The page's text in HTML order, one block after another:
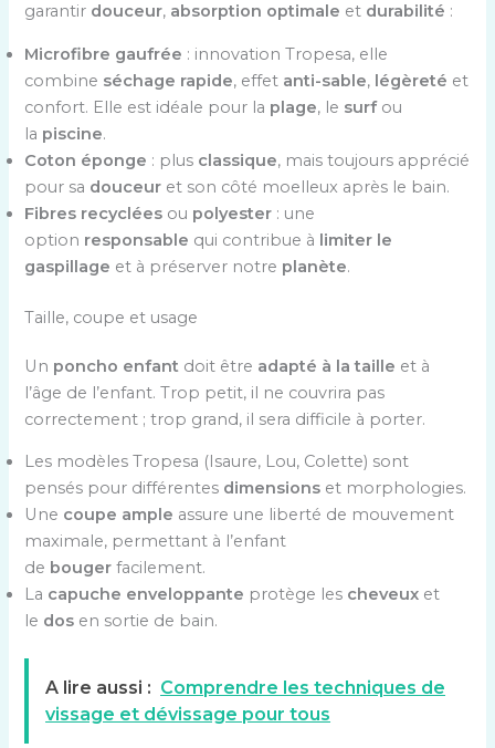
garantir douceur, absorption optimale et durabilité :
Microfibre gaufrée : innovation Tropesa, elle
combine séchage rapide, effet anti-sable, légèreté et
confort. Elle est idéale pour la plage, le surfou
la piscine.
Coton éponge : plus classique, mais toujours apprécié
pour sa douceur et son côté moelleux après le bain.
Fibres recyclées ou polyester : une
option responsable qui contribue à limiter le
gaspillage et à préserver notre planète.
Taille, coupe et usage
Un poncho enfant doit être adapté à la taille et à
l’âge de l’enfant. Trop petit, il ne couvrira pas
correctement ; trop grand, il sera difficile à porter.
Les modèles Tropesa (Isaure, Lou, Colette) sont
pensés pour différentes dimensions et morphologies.
Une coupe ample assure une liberté de mouvement
maximale, permettant à l’enfant
de bouger facilement.
La capuche enveloppante protège les cheveux et
le dos en sortie de bain.
A lire aussi : Comprendre les techniques de
vissage et dévissage pour tous